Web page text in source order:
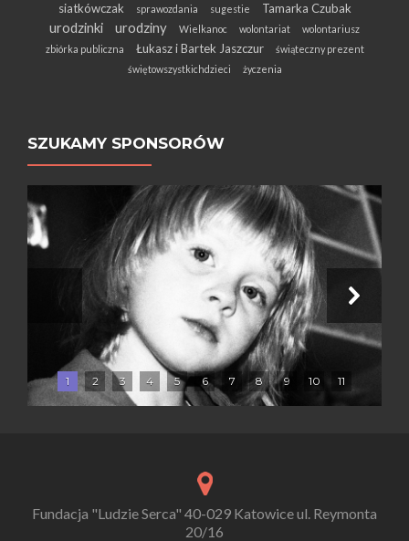
siatkówczak sprawozdania sugestie Tamarka Czubak
urodzinki urodziny Wielkanoc wolontariat
wolontariusz
zbiórka publiczna
Łukasz i Bartek Jaszczur
świąteczny prezent
świętowszystkichdzieci
życzenia
SZUKAMY SPONSORÓW
1 2 3 4 5 6 7 8 9 10 11
Fundacja "Ludzie Serca" 40-029 Katowice ul. Reymonta
20/16